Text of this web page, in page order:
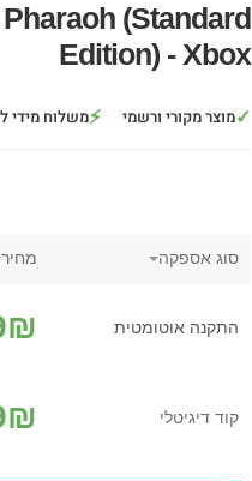
(Standard
Edition) - Xbox
✓מוצר מקורי ורשמי ⚡משלוח מידי
סוג אספקה מחיר
התקנה אוטומטית ₪
קוד דיגיטלי ₪